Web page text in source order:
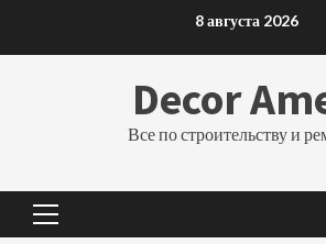
8 августа 2026
Decor
Все по строительству и
Основное